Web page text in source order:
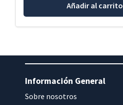
Añadir al carrito
Información General
Sobre nosotros